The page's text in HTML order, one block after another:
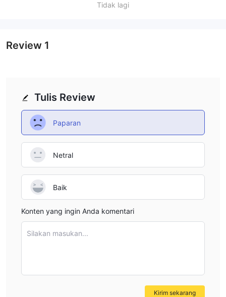
Tidak lagi
Tulis Review
Paparan
Netral
Baik
Konten yang ingin Anda komentari
Silakan masukan...
Kirim sekarang
Review 1